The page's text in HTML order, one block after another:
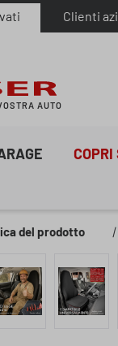
Clienti
AUTO
del prodotto |